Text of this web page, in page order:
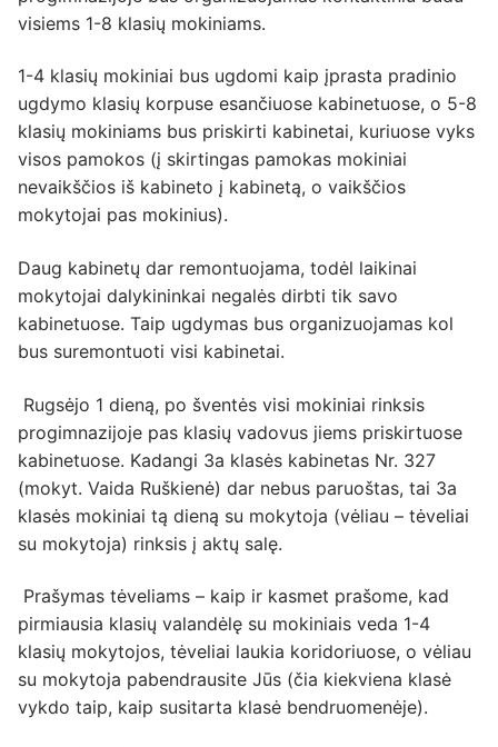
visiems 1-8 klasių mokiniams.
1-4 klasių mokiniai bus ugdomi kaip įprasta pradinio
ugdymo klasių korpuse esančiuose kabinetuose, o 5-8
klasių mokiniams bus priskirti kabinetai, kuriuose vyks
visos pamokos (į skirtingas pamokas mokiniai
nevaikščios iš kabineto į kabinetą, o vaikščios
mokytojai pas mokinius).
Daug kabinetų dar remontuojama, todėl laikinai
mokytojai dalykininkai negalės dirbti tik savo
kabinetuose. Taip ugdymas bus organizuojamas kol
bus suremontuoti visi kabinetai.
Rugsėjo 1 dieną, po šventės visi mokiniai rinksis
progimnazijoje pas klasių vadovus jiems priskirtuose
kabinetuose. Kadangi 3a klasės kabinetas Nr. 327
(mokyt. Vaida Ruškienė) dar nebus paruoštas, tai 3a
klasės mokiniai tą dieną su mokytoja (vėliau – tėveliai
su mokytoja) rinksis į aktų salę.
Prašymas tėveliams – kaip ir kasmet prašome, kad
pirmiausia klasių valandėlę su mokiniais veda 1-4
klasių mokytojos, tėveliai laukia koridoriuose, o vėliau
su mokytoja pabendrausite Jūs (čia kiekviena klasė
vykdo taip, kaip susitarta klasė bendruomenėje).